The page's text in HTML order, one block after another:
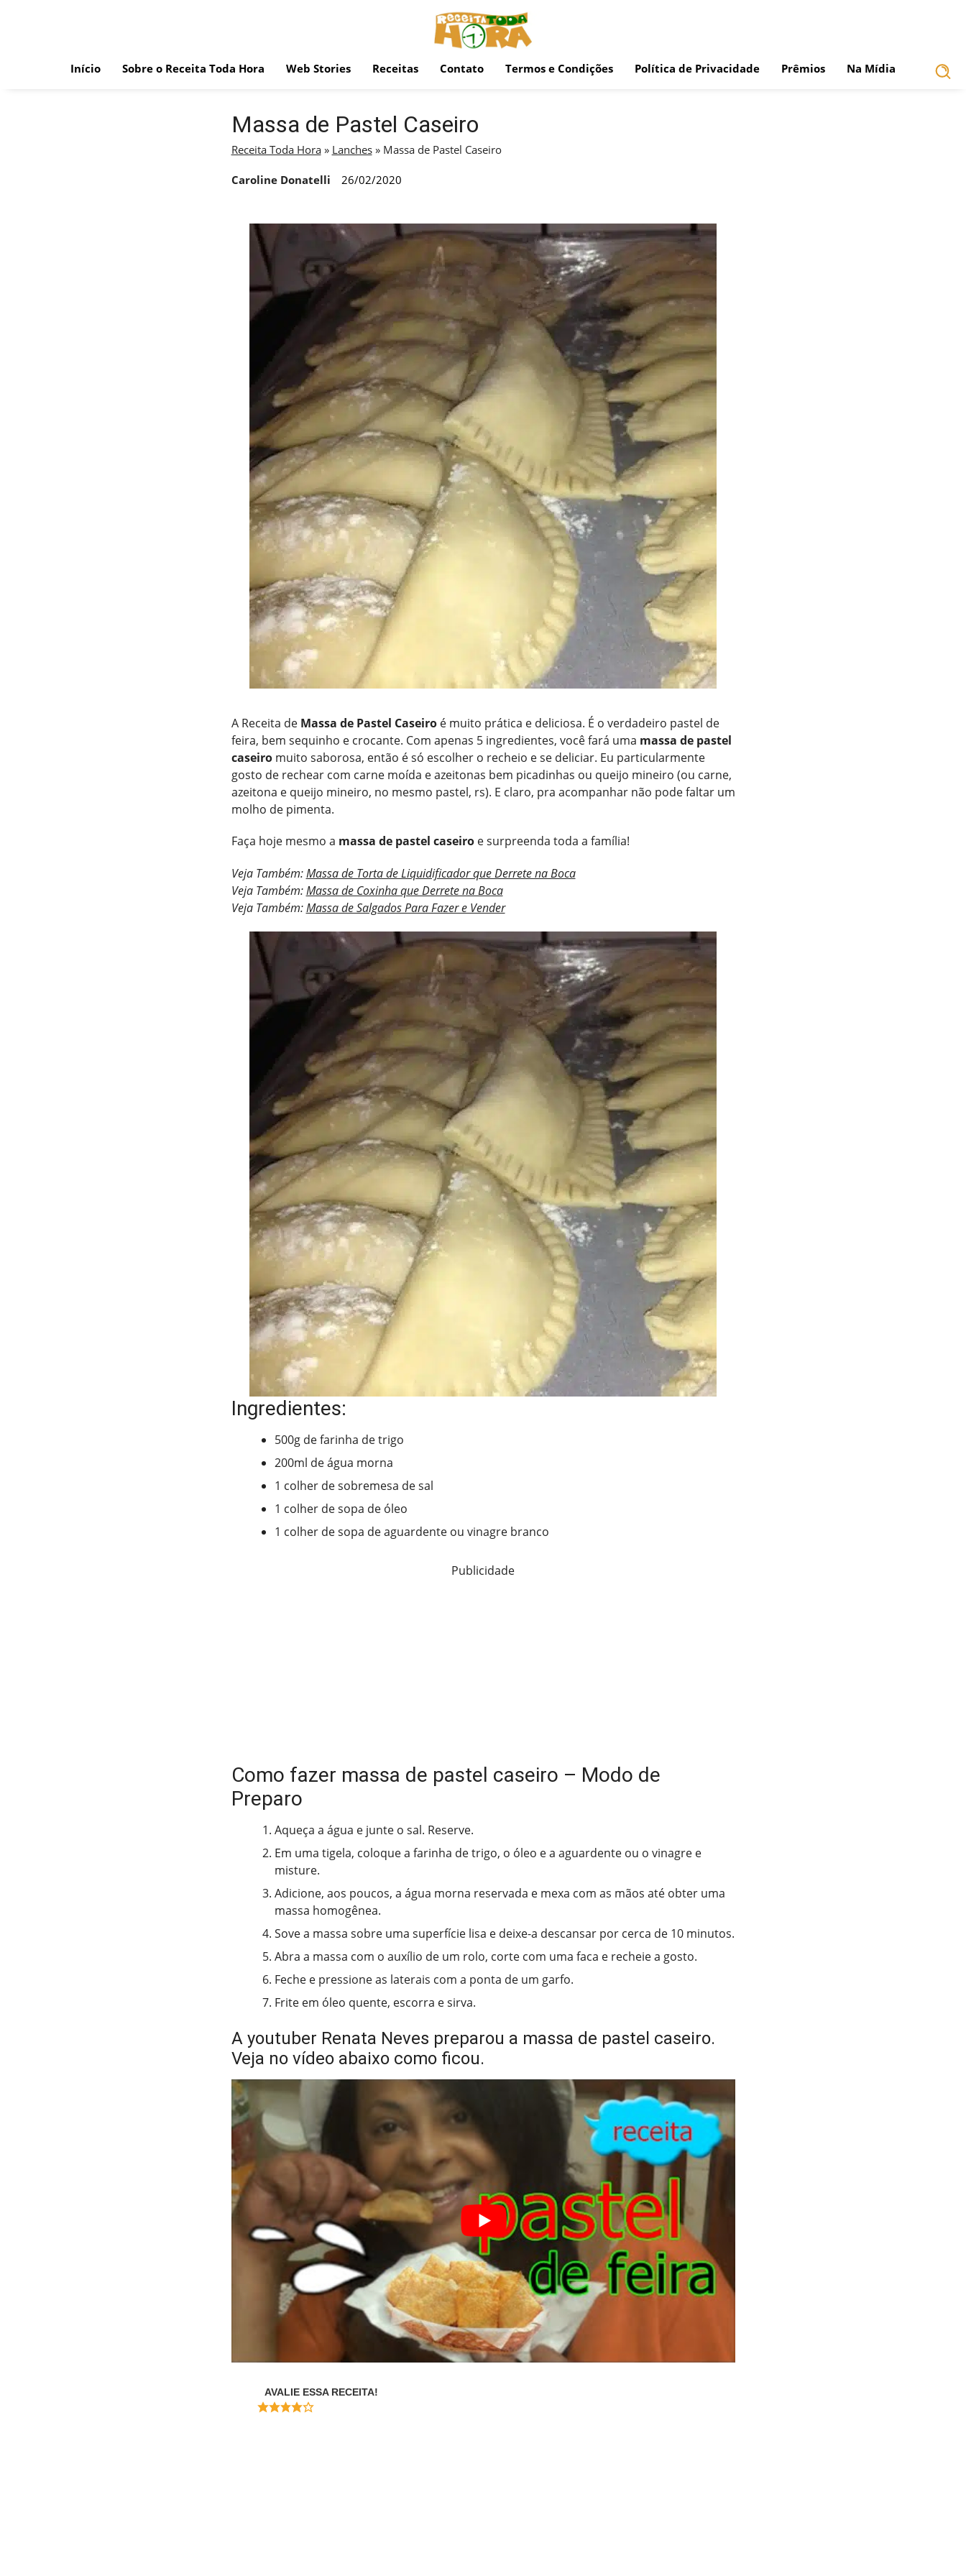
Início Sobre o Receita Toda Hora Web Stories Receitas Contato Termos e Condições Política de Privacidade Prêmios Na Mídia
Massa de Pastel Caseiro
Receita Toda Hora» Lanches» Massa de Pastel Caseiro
Caroline Donatelli 26/02/2020
A Receita de Massa de Pastel Caseiroé muito prática e deliciosa. É o verdadeiro pastel de
feira, bem sequinho e crocante. Com apenas 5 ingredientes, você fará uma massa de pastel
caseiromuito saborosa, então é só escolher o recheio e se deliciar. Eu particularmente
gosto de rechear com carne moída e azeitonas bem picadinhas ou queijo mineiro (ou carne,
azeitona e queijo mineiro, no mesmo pastel, rs). E claro, pra acompanhar não pode faltar um
molho de pimenta.
Faça hoje mesmo a massa de pastel caseiroe surpreenda toda a família!
Veja Também:Massa de Torta de Liquidificador que Derrete na Boca
Veja Também:Massa de Coxinha que Derrete na Boca
Veja Também:Massa de Salgados Para Fazer e Vender
Ingredientes:
500g de farinha de trigo
200ml de água morna
1 colher de sobremesa de sal
1 colher de sopa de óleo
1 colher de sopa de aguardente ou vinagre branco
Publicidade
Como fazer massa de pastel caseiro – Modo de
Preparo
Aqueça a água e junte o sal. Reserve.
Em uma tigela, coloque a farinha de trigo, o óleo e a aguardente ou o vinagre e
misture.
Adicione, aos poucos, a água morna reservada e mexa com as mãos até obter uma
massa homogênea.
Sove a massa sobre uma superfície lisa e deixe-a descansar por cerca de 10 minutos.
Abra a massa com o auxílio de um rolo, corte com uma faca e recheie a gosto.
Feche e pressione as laterais com a ponta de um garfo.
Frite em óleo quente, escorra e sirva.
A youtuber Renata Neves preparou a massa de pastel caseiro.
Veja no vídeo abaixo como ficou.
AVALIE ESSA RECEITA!